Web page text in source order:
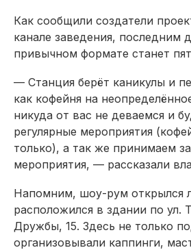
Как сообщили создатели
канале заведения, последним
привычном формате станет
— Станция берёт каникулы и
как кофейня на
никуда от вас не деваемся и
регулярные мероприятия
только), а так же принимаем
мероприятия, — рассказали
Напомним, шоу-рум открылся
расположился в здании по ул.
Дружбы, 15. Здесь не только
организовывали каппинги,